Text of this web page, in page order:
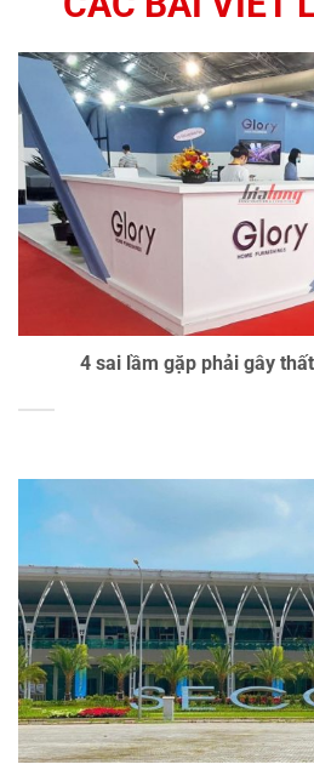
4 sai lầm gặp phải gây